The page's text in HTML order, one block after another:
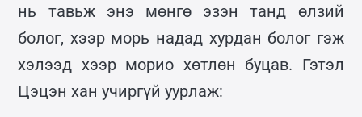
нь тавьж энэ мөнгө эзэн танд өлзий
болог, хээр морь надад хурдан болог гэж
хэлээд хээр морио хөтлөн буцав. Гэтэл
Цэцэн хан учиргүй уурлаж: